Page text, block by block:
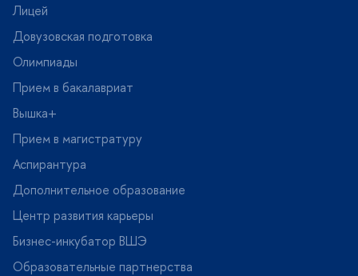
Лицей
Довузовская подготовка
Олимпиады
Прием в бакалавриат
ышка+
Прием в магистратуру
Аспирантура
Дополнительное образование
Центр развития карьеры
Бизнес-инкубатор ВШЭ
Образовательные партнерства